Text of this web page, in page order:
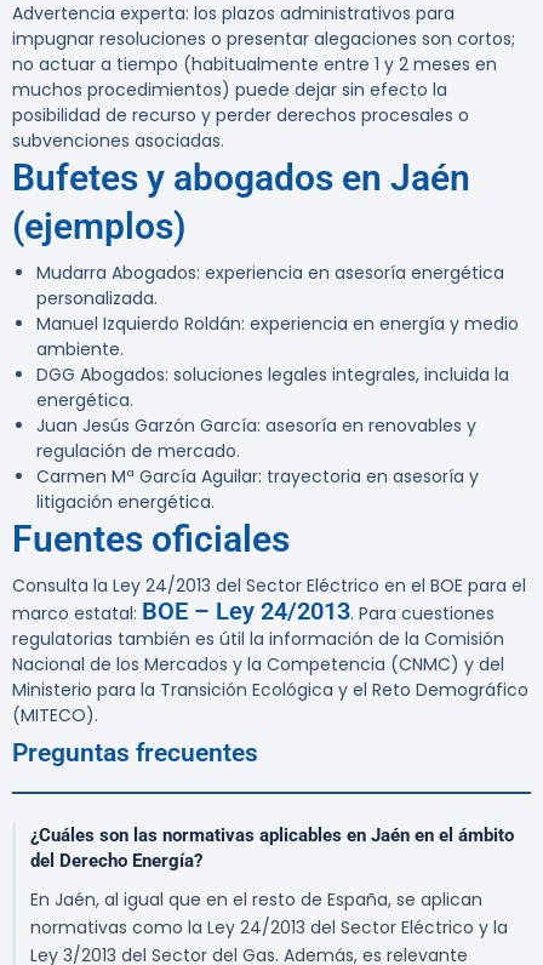
Advertencia experta: los plazos administrativos para
impugnar resoluciones o presentar alegaciones son cortos;
no actuar a tiempo (habitualmente entre 1 y 2 meses en
muchos procedimientos) puede dejar sin efecto la
posibilidad de recurso y perder derechos procesales o
subvenciones asociadas.
Bufetes y abogados en Jaén
(ejemplos)
Mudarra Abogados: experiencia en asesoría energética
personalizada.
Manuel Izquierdo Roldán: experiencia en energía y medio
ambiente.
DGG Abogados: soluciones legales integrales, incluida la
energética.
Juan Jesús Garzón García: asesoría en renovables y
regulación de mercado.
Carmen Mª García Aguilar: trayectoria en asesoría y
litigación energética.
Fuentes oficiales
Consulta la Ley 24/2013 del Sector Eléctrico en el BOE para el
marco estatal: BOE – Ley 24/2013. Para cuestiones
regulatorias también es útil la información de la Comisión
Nacional de los Mercados y la Competencia (CNMC) y del
Ministerio para la Transición Ecológica y el Reto Demográfico
(MITECO).
Preguntas frecuentes
¿Cuáles son las normativas aplicables en Jaén en el ámbito
del Derecho Energía?
En Jaén, al igual que en el resto de España, se aplican
normativas como la Ley 24/2013 del Sector Eléctrico y la
Ley 3/2013 del Sector del Gas. Además, es relevante